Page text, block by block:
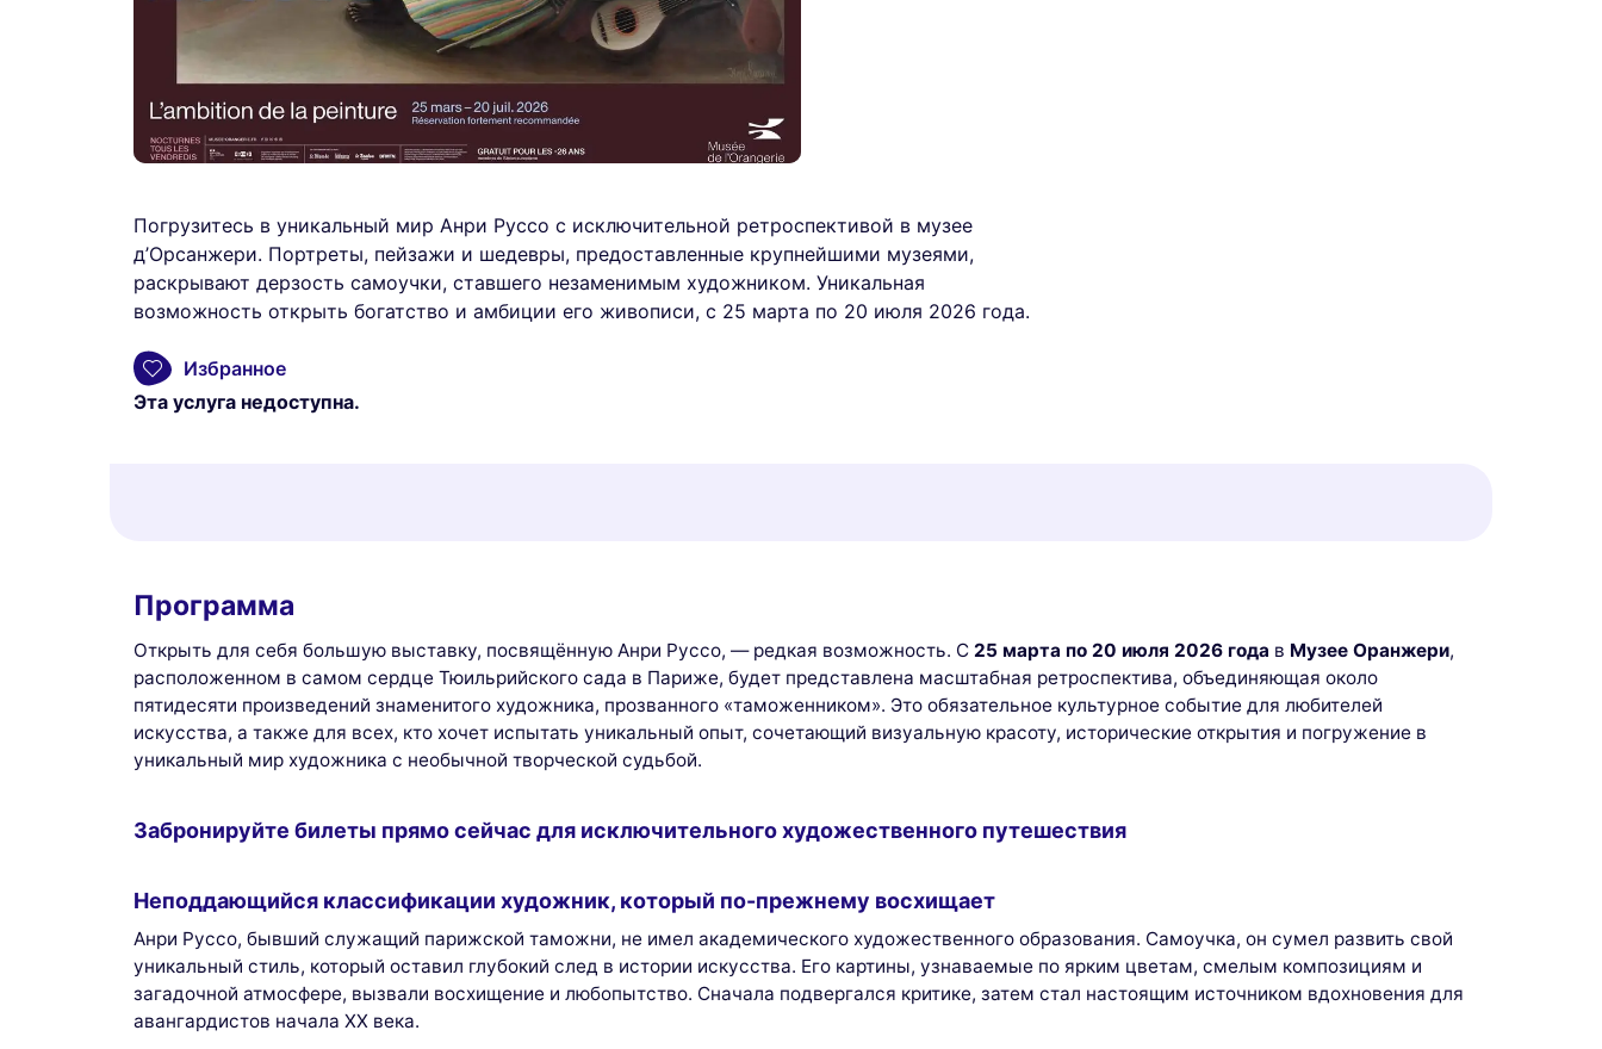
Погрузитесь в уникальный мир Анри Руссо с исключительной ретроспективой в музее
д’Орсанжери. Портреты, пейзажи и шедевры, предоставленные крупнейшими музеями,
раскрывают дерзость самоучки, ставшего незаменимым художником. Уникальная
возможность открыть богатство и амбиции его живописи, с 25 марта по 20 июля 2026 года.
Избранное
Эта услуга недоступна.
Программа
Открыть для себя большую выставку, посвящённую Анри Руссо, — редкая возможность. С 25 марта по 20 июля 2026 года в Музее Оранжери,
расположенном в самом сердце Тюильрийского сада в Париже, будет представлена масштабная ретроспектива, объединяющая около
пятидесяти произведений знаменитого художника, прозванного «таможенником». Это обязательное культурное событие для любителей
искусства, а также для всех, кто хочет испытать уникальный опыт, сочетающий визуальную красоту, исторические открытия и погружение в
уникальный мир художника с необычной творческой судьбой.
Забронируйте билеты прямо сейчас для исключительного художественного путешествия
Неподдающийся классификации художник, который по-прежнему восхищает
Анри Руссо, бывший служащий парижской таможни, не имел академического художественного образования. Самоучка, он сумел развить свой
уникальный стиль, который оставил глубокий след в истории искусства. Его картины, узнаваемые по ярким цветам, смелым композициям и
загадочной атмосфере, вызвали восхищение и любопытство. Сначала подвергался критике, затем стал настоящим источником вдохновения для
авангардистов начала XX века.